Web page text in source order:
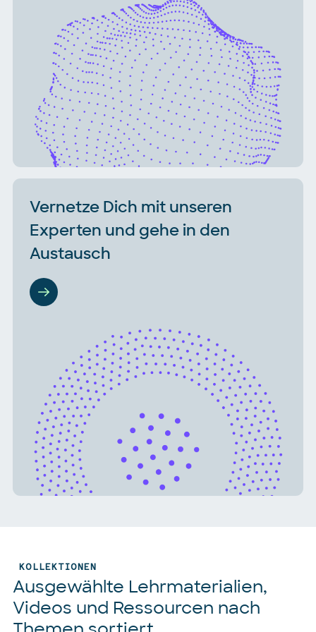
Vernetze Dich mit unseren
Experten und gehe in den
Austausch
Ausgewählte Lehrmaterialien,
Videos und Ressourcen nach
KOLLEKTIONEN